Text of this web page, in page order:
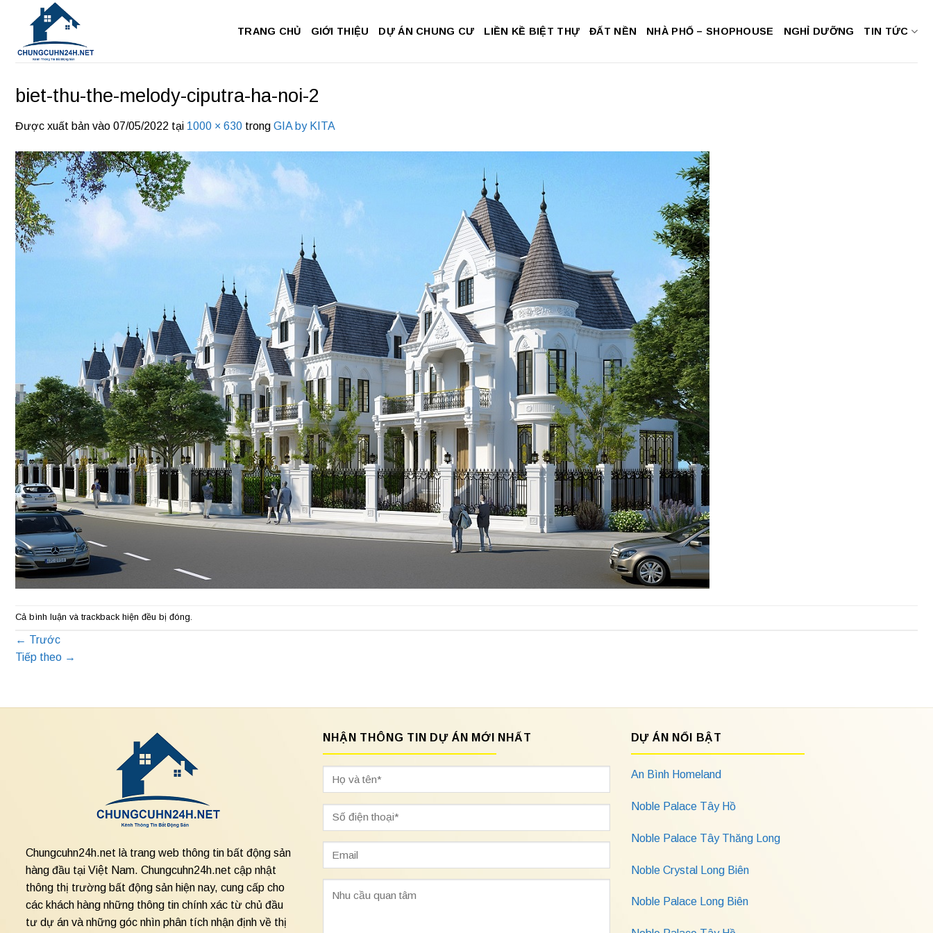
dung
TRANG CHỦ GIỚI THIỆU DỰ ÁN CHUNG CƯ LIỀN KỀ BIỆT THỰ ĐẤT NỀN NHÀ PHỐ – SHOPHOUSE NGHỈ DƯỠNG TIN TỨC
biet-thu-the-melody-ciputra-ha-noi-2
Được xuất bản vào 07/05/2022 tại 1000 × 630 trong GIA by KITA
Cả bình luận và trackback hiện đều bị đóng.
← Trước
Tiếp theo →
Chungcuhn24h.net là trang web thông tin bất động sản
hàng đầu tại Việt Nam. Chungcuhn24h.net cập nhật
thông thị trường bất động sản hiện nay, cung cấp cho
các khách hàng những thông tin chính xác từ chủ đầu
tư dự án và những góc nhìn phân tích nhận định về thị
NHẬN THÔNG TIN DỰ ÁN MỚI NHẤT DỰ ÁN NỔI BẬT
An Bình Homeland
Noble Palace Tây Hồ
Noble Palace Tây Thăng Long
Noble Crystal Long Biên
Noble Palace Long Biên